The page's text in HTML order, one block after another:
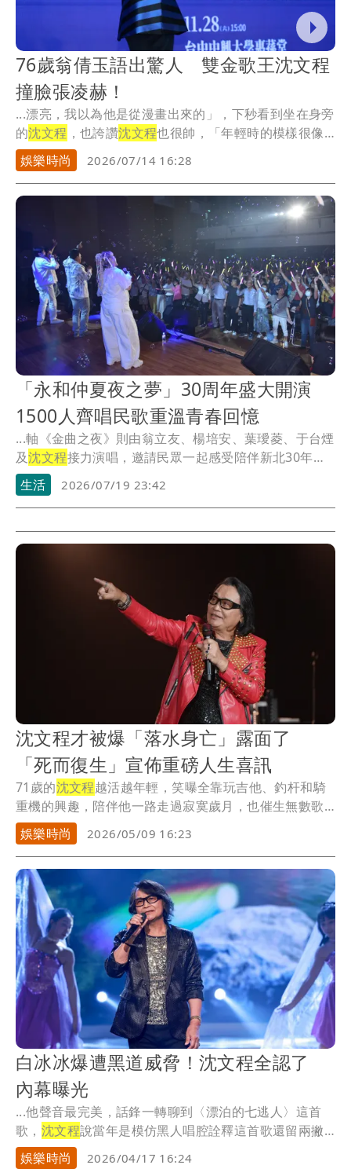
76歲翁倩玉語出驚人 雙金歌王沈文程
撞臉張凌赫！
...漂亮，我以為他是從漫畫出來的」，下秒看到坐在身旁
的沈文程 ，也誇讚沈文程也很帥，「年輕時的模樣很像
中國...
娛樂時尚 2026/07/14 16:28
「永和仲夏夜之夢」30周年盛大開演
1500人齊唱民歌重溫青春回憶
...軸《金曲之夜》則由翁立友、楊培安、葉璦菱、于台煙
及沈文程接力演唱，邀請民眾一起感受陪伴新北30年的
夏...
生活 2026/07/19 23:42
沈文程才被爆「落水身亡」露面了
「死而復生」宣佈重磅人生喜訊
71歲的沈文程越活越年輕，笑曝全靠玩吉他、釣杆和騎
重機的興趣，陪伴他一路走過寂寞歲月，也催生無數歌
曲...
娛樂時尚 2026/05/09 16:23
白冰冰爆遭黑道威脅！沈文程全認了
內幕曝光
...他聲音最完美，話鋒一轉聊到〈漂泊的七逃人〉這首
歌， 沈文程說當年是模仿黑人唱腔詮釋這首歌還留兩撇
鬍子，...
娛樂時尚 2026/04/17 16:24